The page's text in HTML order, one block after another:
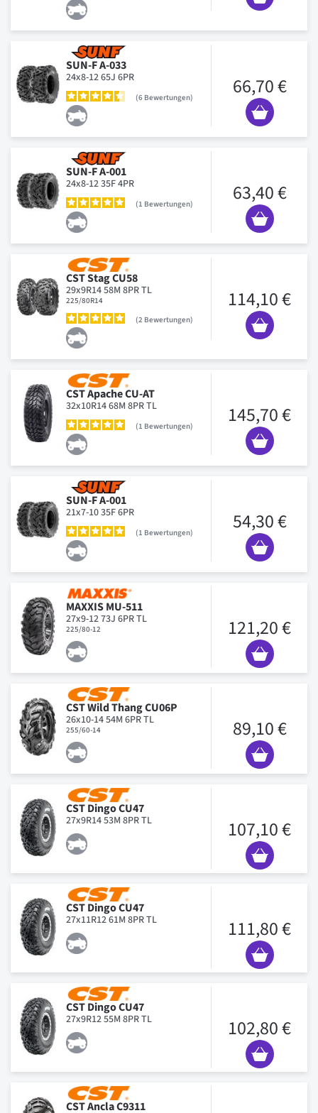
SUN-F A-033
24x8-12 65J 6PR
6 Bewertungen 66,70 €
SUN-F A-001
24x8-12 35F 4PR
1 Bewertungen 63,40 €
CST Stag CU58
29x9R14 58M 8PR TL
225/80R14
2 Bewertungen
114,10 €
CST Apache CU-AT
32x10R14 68M 8PR TL
1 Bewertungen 145,70 €
SUN-F A-001
21x7-10 35F 6PR
1 Bewertungen 54,30 €
MAXXIS MU-511
27x9-12 73J 6PR TL
225/80-12 121,20 €
CST Wild Thang CU06P
26x10-14 54M 6PR TL
255/60-14 89,10 €
CST Dingo CU47
27x9R14 53M 8PR TL 107,10 €
CST Dingo CU47
27x11R12 61M 8PR TL 111,80 €
CST Dingo CU47
27x9R12 55M 8PR TL 102,80 €
CST Ancla C9311